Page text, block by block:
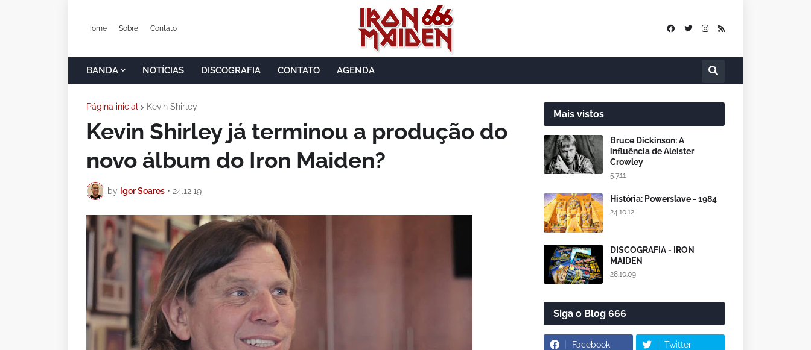
Home Sobre Contato
BANDA NOTÍCIAS DISCOGRAFIA CONTATO AGENDA
Página inicial Kevin Shirley
Kevin Shirley já terminou a produção do
novo álbum do Iron Maiden?
by Igor Soares • 24.12.19
Mais vistos
Bruce Dickinson: A
influência de Aleister
Crowley
5.7.11
História: Powerslave - 1984
24.10.12
DISCOGRAFIA - IRON
MAIDEN
28.10.09
Siga o Blog 666
Facebook Twitter